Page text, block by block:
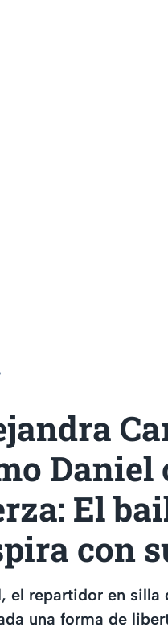
El
con
el repartidor en silla
una forma de